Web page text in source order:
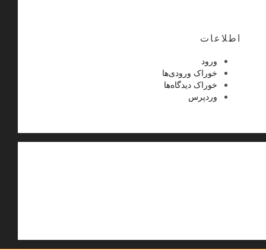
اطلاعات
ورود
خوراک ورودی‌ها
خوراک دیدگاه‌ها
وردپرس